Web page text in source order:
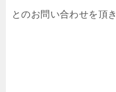
とのお問い合わせを頂